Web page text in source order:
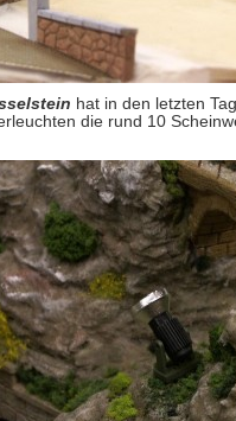
hat in den letzten
die rund 10